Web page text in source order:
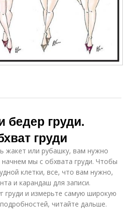
бедер груди.
груди
жакет или рубашку, вам нужно
мы с обхвата груди. Чтобы
клетки, все, что вам нужно,
и карандаш для записи.
груди и измерьте самую широкую
читайте дальше.